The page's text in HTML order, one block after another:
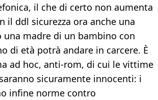
il che di certo non aumenta
il ddl sicurezza ora anche una
una madre di un bambino con
di età potrà andare in carcere. È
ad hoc, anti-rom, di cui le vittime
sicuramente innocenti: i
infine norme contro